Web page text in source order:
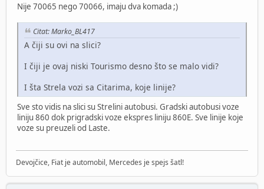
Nije 70065 nego 70066, imaju dva komada ;)
Citat: Marko_BL417
A čiji su ovi na slici?
I čiji je ovaj niski Tourismo desno što se malo vidi?
I šta Strela vozi sa Citarima, koje linije?
Sve sto vidis na slici su Strelini autobusi. Gradski autobusi voze
liniju 860 dok prigradski voze ekspres liniju 860E. Sve linije koje
voze su preuzeli od Laste.
Devojčice, Fiat je automobil, Mercedes je spejs šatl!